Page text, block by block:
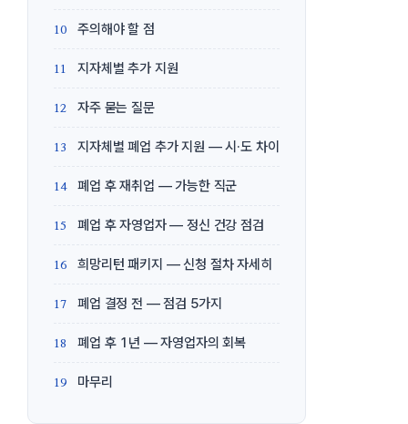
주의해야 할 점
지자체별 추가 지원
자주 묻는 질문
지자체별 폐업 추가 지원 — 시·도 차이
폐업 후 재취업 — 가능한 직군
폐업 후 자영업자 — 정신 건강 점검
희망리턴 패키지 — 신청 절차 자세히
폐업 결정 전 — 점검 5가지
폐업 후 1년 — 자영업자의 회복
마무리